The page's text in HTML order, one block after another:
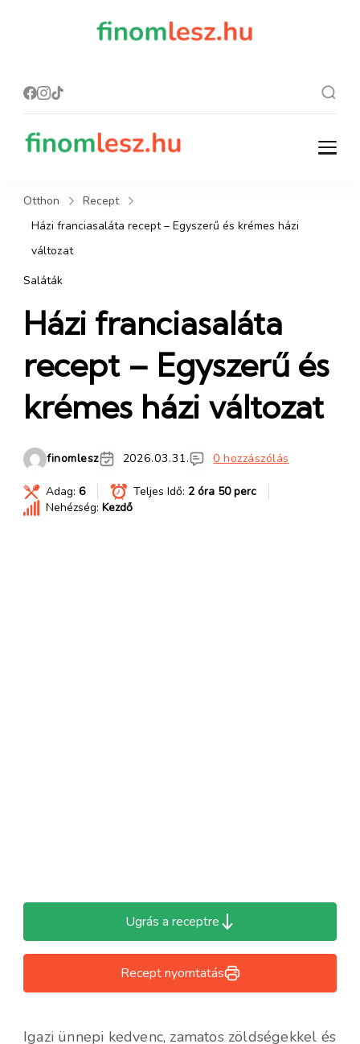
finomlesz.hu
Recept, ami finom lesz.
Otthon
Recept
Házi franciasaláta recept – Egyszerű és krémes házi
változat
Saláták
Házi franciasaláta
recept – Egyszerű és
krémes házi változat
finomlesz 2026.03.31. 0 hozzászólás
Adag: 6 Teljes Idő: 2 óra 50 perc
Nehézség: Kezdő
Ugrás a receptre
Recept nyomtatás
Igazi ünnepi kedvenc, zamatos zöldségekkel és